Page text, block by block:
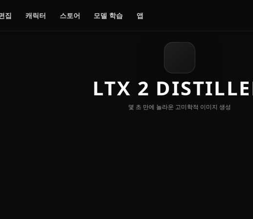
집 캐릭터 스토어 모델 학습 앱
LTX 2
몇 초 만에 놀라운 고미학적 이미지 생성